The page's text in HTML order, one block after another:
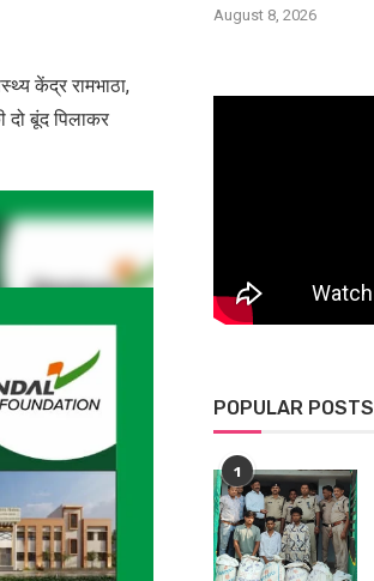
केंद्र रामभाठा,
दो बूंद पिलाकर
August 8, 2026
POPULAR POSTS
1